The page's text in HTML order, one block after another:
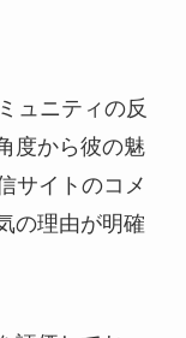
ュニティの反
度から彼の魅
サイトのコメ
の理由が明確